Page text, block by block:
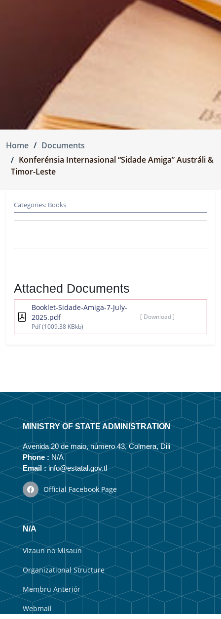
Home
Documents
Konferénsia Internasional “Sidade Amiga” Austráli &
Timor-Leste
Categories: Books
Attached Documents
Booklet-Sidade-Amiga-7-July-
2025.pdf
Pdf(1009.38 KBkb)
[ Download ]
MINISTRY OF STATE ADMINISTRATION
Avenida 20 de maio, número 43, Colmera, Dili
Phone : N/A
Email :info@estatal.gov.tl
Official Facebook Page
N/A
Vizaun no Misaun
Organizational Structure
Membru Anteriór
Webmail